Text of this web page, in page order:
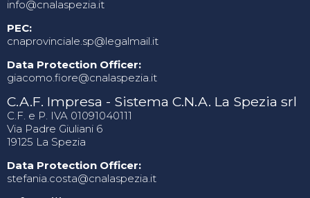
info@cnalaspezia.it
PEC:
cnaprovinciale.sp@legalmail.it
Data Protection Officer:
giacomo.fiore@cnalaspezia.it
C.A.F. Impresa - Sistema C.N.A. La Spezia srl
C.F. e P. IVA 01091040111
Via Padre Giuliani 6
19125 La Spezia
Data Protection Officer:
stefania.costa@cnalaspezia.it